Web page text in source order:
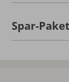
Spar-